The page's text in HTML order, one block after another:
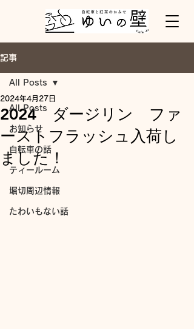
記事
All Posts
お知らせ
自転車の話
ティールーム
堀切周辺情報
たわいもない話
All Posts
2024 ダージリン ファ
ーストフラッシュ入荷し
ました！
2024年4月27日